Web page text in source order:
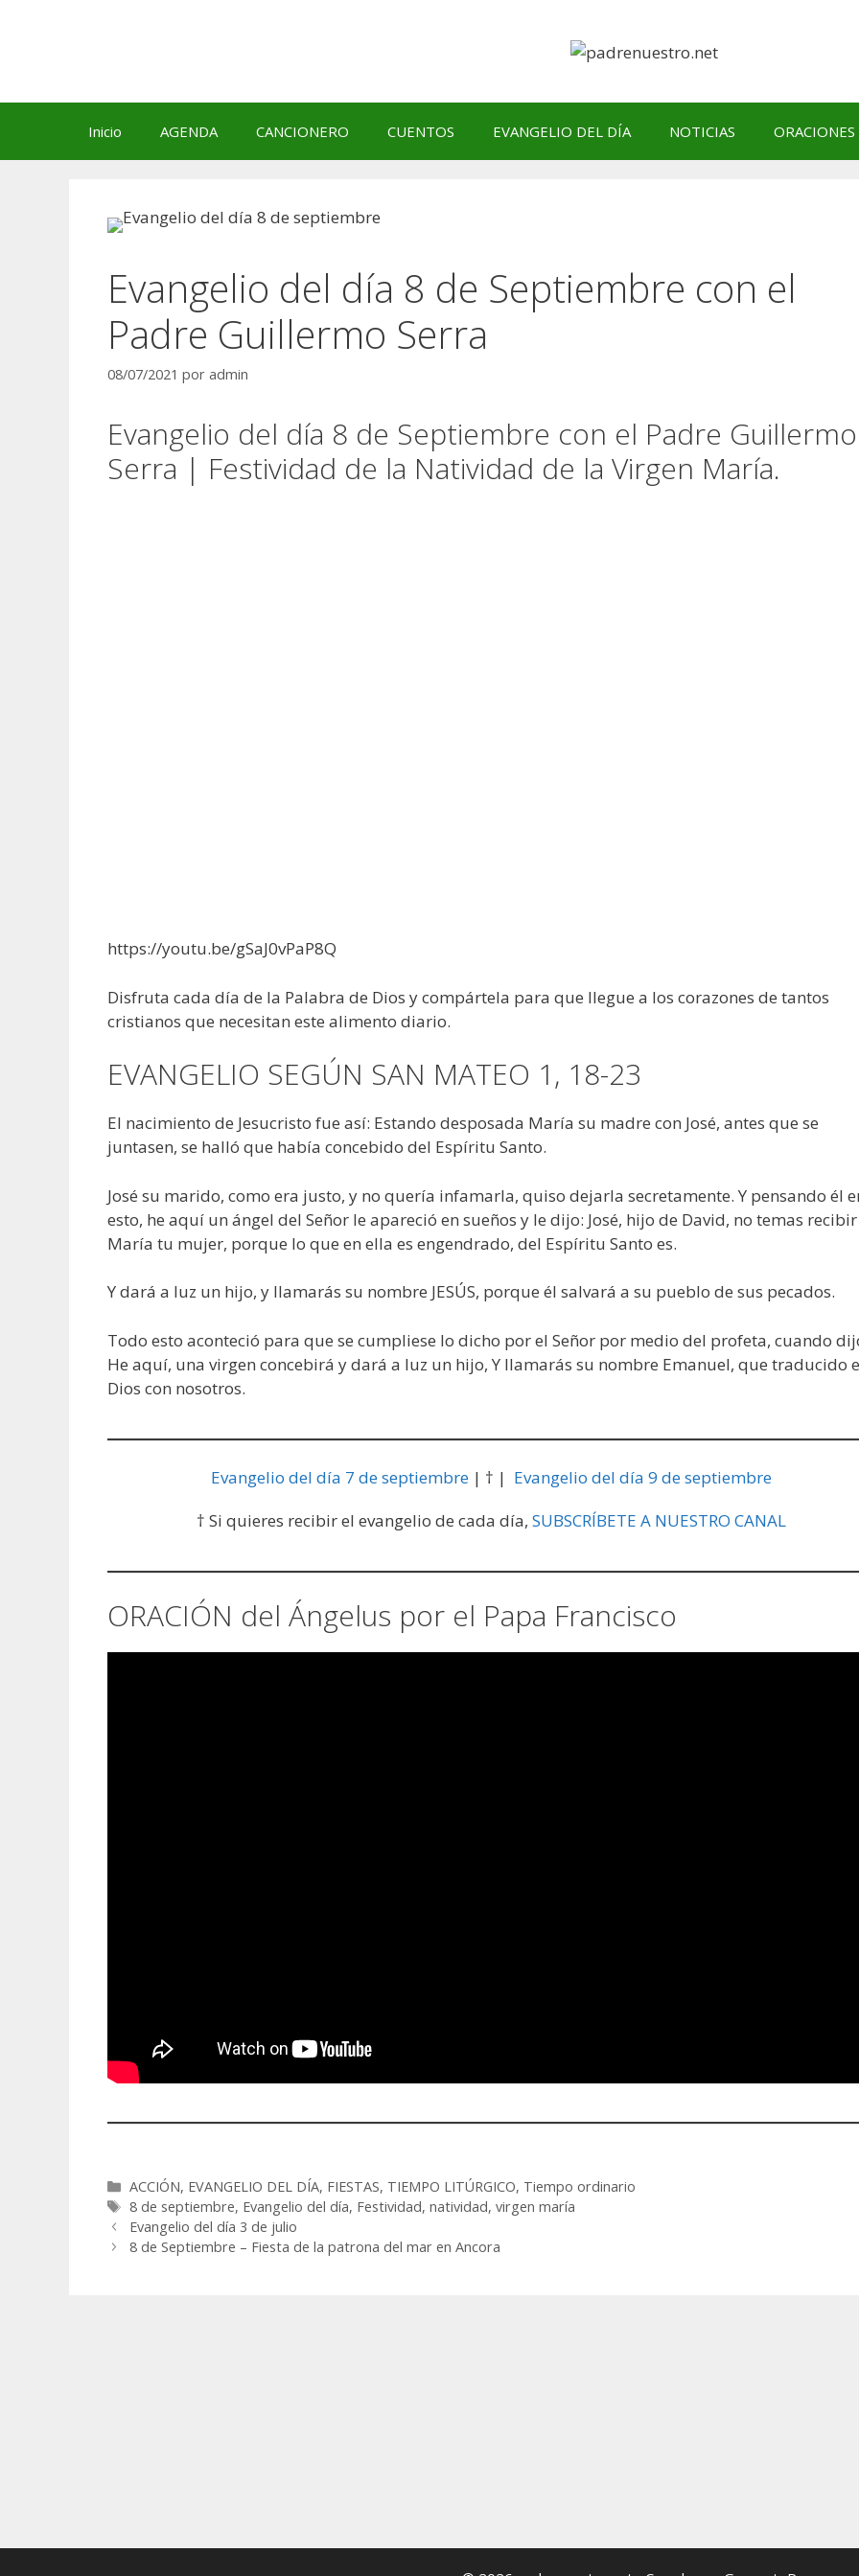
Inicio AGENDA CANCIONERO CUENTOS EVANGELIO DEL DÍA NOTICIAS ORACIONES
Evangelio del día 8 de Septiembre con el
Padre Guillermo Serra
08/07/2021 por admin
Evangelio del día 8 de Septiembre con el Padre Guillermo
Serra | Festividad de la Natividad de la Virgen María.
https://youtu.be/gSaJ0vPaP8Q
Disfruta cada día de la Palabra de Dios y compártela para que llegue a los corazones de tantos
cristianos que necesitan este alimento diario.
EVANGELIO SEGÚN SAN MATEO 1, 18-23
El nacimiento de Jesucristo fue así: Estando desposada María su madre con José, antes que se
juntasen, se halló que había concebido del Espíritu Santo.
José su marido, como era justo, y no quería infamarla, quiso dejarla secretamente. Y pensando él
esto, he aquí un ángel del Señor le apareció en sueños y le dijo: José, hijo de David, no temas recibir
María tu mujer, porque lo que en ella es engendrado, del Espíritu Santo es.
Y dará a luz un hijo, y llamarás su nombre JESÚS, porque él salvará a su pueblo de sus pecados.
Todo esto aconteció para que se cumpliese lo dicho por el Señor por medio del profeta, cuando
He aquí, una virgen concebirá y dará a luz un hijo, Y llamarás su nombre Emanuel, que traducido
Dios con nosotros.
Evangelio del día 7 de septiembre| † | Evangelio del día 9 de septiembre
† Si quieres recibir el evangelio de cada día, SUBSCRÍBETE A NUESTRO CANAL
ORACIÓN del Ángelus por el Papa Francisco
Categorías
ACCIÓN, EVANGELIO DEL DÍA, FIESTAS, TIEMPO LITÚRGICO, Tiempo ordinario
Etiquetas
8 de septiembre, Evangelio del día, Festividad,natividad,virgen maría
Evangelio del día 3 de julio
8 de Septiembre – Fiesta de la patrona del mar en Ancora